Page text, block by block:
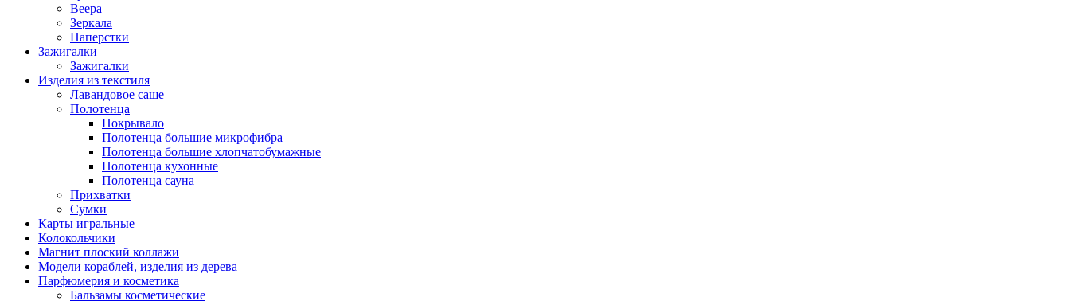
Веера
Зеркала
Наперстки
Зажигалки
Зажигалки
Изделия из текстиля
Лавандовое саше
Полотенца
Покрывало
Полотенца большие микрофибра
Полотенца большие хлопчатобумажные
Полотенца кухонные
Полотенца сауна
Прихватки
Сумки
Карты игральные
Колокольчики
Магнит плоский коллажи
Модели кораблей, изделия из дерева
Парфюмерия и косметика
Бальзамы косметические